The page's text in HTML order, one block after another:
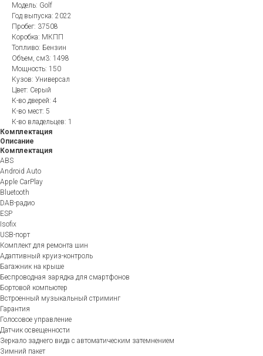
Модель: Golf
Год выпуска: 2022
Пробег: 37508
Коробка: МКПП
Топливо: Бензин
Объем, см3: 1498
Мощность: 150
Кузов: Универсал
Цвет: Серый
К-во дверей: 4
К-во мест: 5
К-во владельцев: 1
Комплектация
Описание
Комплектация
ABS
Android Auto
Apple CarPlay
Bluetooth
DAB-радио
ESP
Isofix
USB-порт
Комплект для ремонта шин
Адаптивный круиз-контроль
Багажник на крыше
Беспроводная зарядка для смартфонов
Бортовой компьютер
Встроенный музыкальный стриминг
Гарантия
Голосовое управление
Датчик освещенности
Зеркало заднего вида с автоматическим затемнением
Зимний пакет